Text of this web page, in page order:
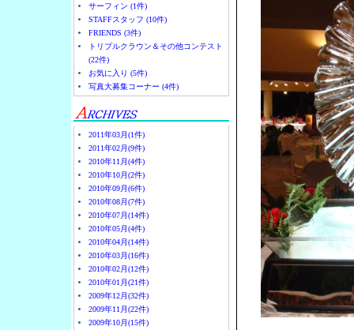
サーフィン (1件)
STAFFスタッフ (10件)
FRIENDS (3件)
トリプルクラウン＆その他コンテスト
(22件)
お気に入り (5件)
写真大募集コーナー (4件)
2011年03月(1件)
2011年02月(9件)
2010年11月(4件)
2010年10月(2件)
2010年09月(6件)
2010年08月(7件)
2010年07月(14件)
2010年05月(4件)
2010年04月(14件)
2010年03月(16件)
2010年02月(12件)
2010年01月(21件)
2009年12月(32件)
2009年11月(22件)
2009年10月(15件)